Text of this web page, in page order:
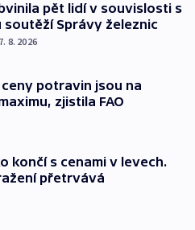
pět lidí v souvislosti s
soutěží Správy železnic
7. 8. 2026
potravin jsou na
zjistila FAO
končí s cenami v levech.
přetrvává